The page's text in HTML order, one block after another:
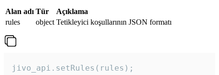
Alan adı Tür
Açıklama
rules
object Tetikleyici koşullarının JSON formatı
jivo_api.setRules(rules);